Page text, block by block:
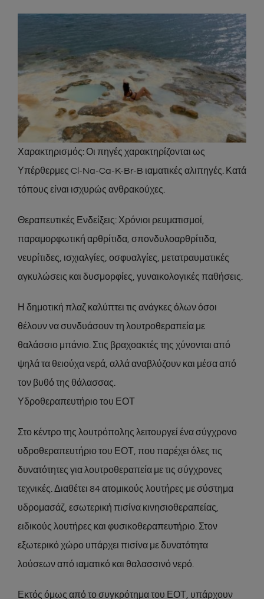
Χαρακτηρισμός: Οι πηγές χαρακτηρίζονται ως
Υπέρθερμες Cl-Na-Ca-K-Br-B ιαματικές αλιπηγές. Κατά
τόπους είναι ισχυρώς ανθρακούχες.
Θεραπευτικές Ενδείξεις: Χρόνιοι ρευματισμοί,
παραμορφωτική αρθρίτιδα, σπονδυλοαρθρίτιδα,
νευρίτιδες, ισχιαλγίες, οσφυαλγίες, μετατραυματικές
αγκυλώσεις και δυσμορφίες, γυναικολογικές παθήσεις.
Η δημοτική πλαζ καλύπτει τις ανάγκες όλων όσοι
θέλουν να συνδυάσουν τη λουτροθεραπεία με
θαλάσσιο μπάνιο. Στις βραχοακτές της χύνονται από
ψηλά τα θειούχα νερά, αλλά αναβλύζουν και μέσα από
τον βυθό της θάλασσας.
Υδροθεραπευτήριο του ΕΟΤ
Στο κέντρο της λουτρόπολης λειτουργεί ένα σύγχρονο
υδροθεραπευτήριο του ΕΟΤ, που παρέχει όλες τις
δυνατότητες για λουτροθεραπεία με τις σύγχρονες
τεχνικές. Διαθέτει 84 ατομικούς λουτήρες με σύστημα
υδρομασάζ, εσωτερική πισίνα κινησιοθεραπείας,
ειδικούς λουτήρες και φυσικοθεραπευτήριο. Στον
εξωτερικό χώρο υπάρχει πισίνα με δυνατότητα
λούσεων από ιαματικό και θαλασσινό νερό.
Εκτός όμως από το συγκρότημα του ΕΟΤ, υπάρχουν